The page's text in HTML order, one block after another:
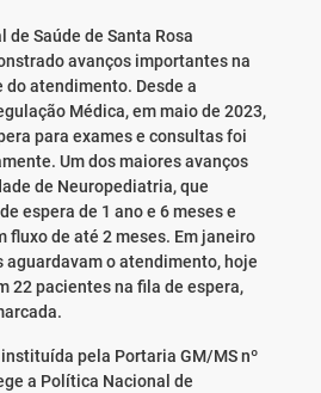
de Saúde de Santa Rosa
avanços importantes na
atendimento. Desde a
Médica, em maio de 2023,
para exames e consultas foi
Um dos maiores avanços
de Neuropediatria, que
espera de 1 ano e 6 meses e
fluxo de até 2 meses. Em janeiro
aguardavam o atendimento, hoje
22 pacientes na fila de espera,
pela Portaria GM/MS nº
a Política Nacional de